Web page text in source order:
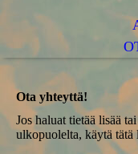
Ota yhteyttä!
Jos haluat tietää lisää
ulkopuolelta, käytä tätä